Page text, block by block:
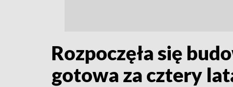
Rozpoczęła się
gotowa za cztery